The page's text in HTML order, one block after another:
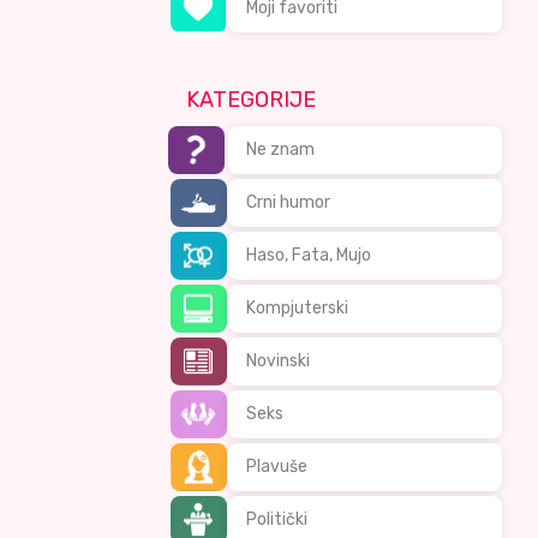
Moji favoriti
KATEGORIJE
Ne znam
Crni humor
Haso, Fata, Mujo
Kompjuterski
Novinski
Seks
Plavuše
Politički